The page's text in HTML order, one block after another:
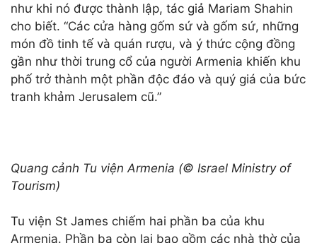
như khi nó được thành lập, tác giả Mariam Shahin
cho biết. “Các cửa hàng gốm sứ và gốm sứ, những
món đồ tinh tế và quán rượu, và ý thức cộng đồng
gần như thời trung cổ của người Armenia khiến khu
phố trở thành một phần độc đáo và quý giá của bức
tranh khảm Jerusalem cũ.”
Quang cảnh Tu viện Armenia (© Israel Ministry of
Tourism)
Tu viện St James chiếm hai phần ba của khu
Armenia. Phần ba còn lại bao gồm các nhà thờ của